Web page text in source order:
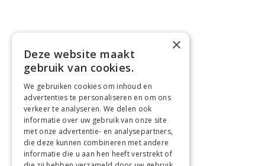
×
Deze website maakt
gebruik van cookies.
We gebruiken cookies om inhoud en
advertenties te personaliseren en om ons
verkeer te analyseren. We delen ook
informatie over uw gebruik van onze site
met onze advertentie- en analysepartners,
die deze kunnen combineren met andere
informatie die u aan hen heeft verstrekt of